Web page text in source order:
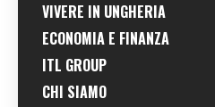
VIVERE IN UNGHERIA
ECONOMIA E FINANZA
ITL GROUP
CHI SIAMO